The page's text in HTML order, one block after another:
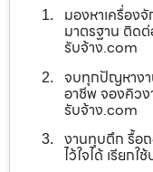
มองหาเครื่อง
มาตรฐาน ติด
รับจ้าง.com
จบทุกปัญหาง
อาชีพ จองคิว
รับจ้าง.com
งานทุบตึก รื้อถ
ไว้ใจได้ เรียก